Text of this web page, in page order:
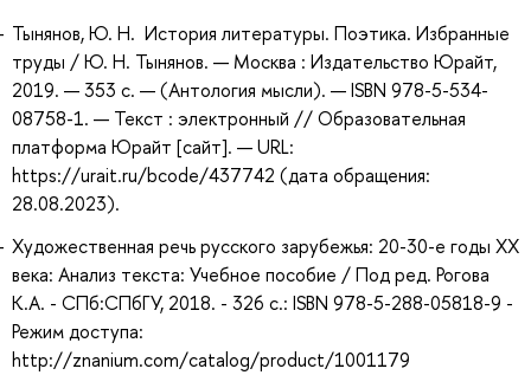
Тынянов, Ю. Н. История литературы. Поэтика. Избранные
труды / Ю. Н. Тынянов. — Москва : Издательство Юрайт,
2019. — 353 с. — (Антология мысли). — ISBN 978-5-534-
08758-1. — Текст : электронный // Образовательная
платформа Юрайт [сайт]. — URL:
https://urait.ru/bcode/437742 (дата обращения:
28.08.2023).
Художественная речь русского зарубежья: 20-30-е годы XX
века: Анализ текста: Учебное пособие / Под ред. Рогова
К.А. - СПб:СПбГУ, 2018. - 326 с.: ISBN 978-5-288-05818-9 -
Режим доступа:
http://znanium.com/catalog/product/1001179